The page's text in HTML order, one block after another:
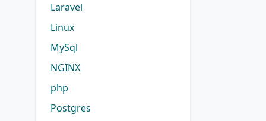
Laravel
Linux
MySql
NGINX
php
Postgres